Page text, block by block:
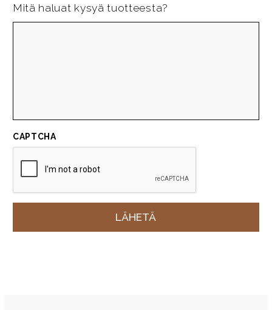
Mitä haluat kysyä tuotteesta?
CAPTCHA